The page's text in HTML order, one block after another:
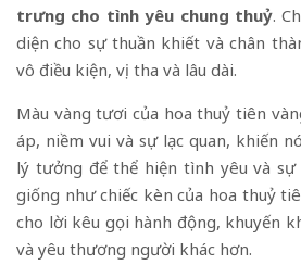
trưng cho tình yêu chung thuỷ.
diện cho sự thuần khiết và chân
vô điều kiện, vị tha và lâu dài.
Màu vàng tươi của hoa thuỷ tiên
áp, niềm vui và sự lạc quan, khiến
lý tưởng để thể hiện tình yêu và
giống như chiếc kèn của hoa thuỷ
cho lời kêu gọi hành động, khuyến
và yêu thương người khác hơn.